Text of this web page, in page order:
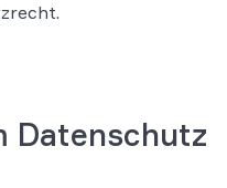
Datenschutz